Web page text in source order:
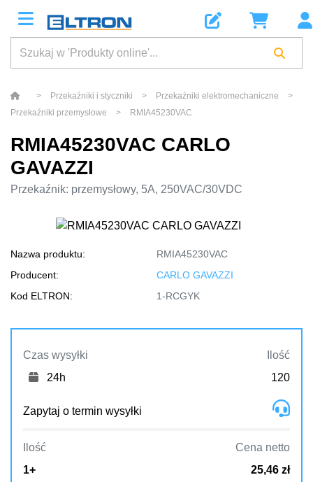
> Przekaźniki i styczniki > Przekaźniki elektromechaniczne
>
Przekaźniki przemysłowe
> RMIA45230VAC
RMIA45230VAC CARLO
GAVAZZI
Przekaźnik: przemysłowy, 5A, 250VAC/30VDC
Nazwa produktu:
RMIA45230VAC
Producent:
CARLO GAVAZZI
Kod ELTRON:
1-RCGYK
Czas wysyłki
Ilość
24h
120
Zapytaj o termin wysyłki
Ilość
Cena netto
1+
25,46 zł